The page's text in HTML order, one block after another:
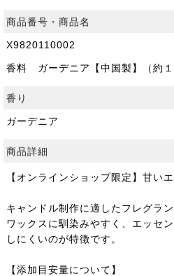
商品番号・商品名
X9820110002
香料 ガーデニア【中国製】（約１
香り
ガーデニア
商品詳細
【オンラインショップ限定】甘い
キャンドル制作に適したフレグラン
ワックスに馴染みやすく、エッセ
しにくいのが特徴です。
【添加目安量について】